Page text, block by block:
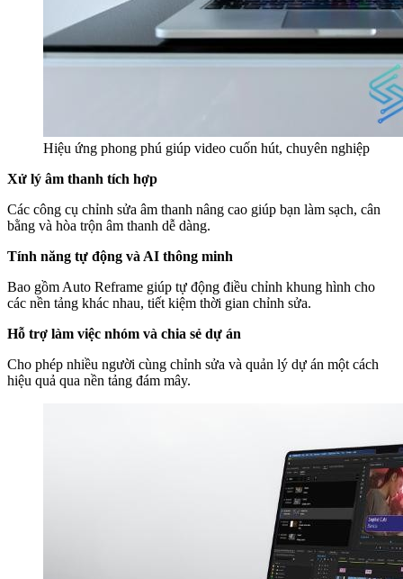
Hiệu ứng phong phú giúp video cuốn hút, chuyên nghiệp
Xử lý âm thanh tích hợp
Các công cụ chỉnh sửa âm thanh nâng cao giúp bạn làm sạch, cân
bằng và hòa trộn âm thanh dễ dàng.
Tính năng tự động và AI thông minh
Bao gồm Auto Reframe giúp tự động điều chỉnh khung hình cho
các nền tảng khác nhau, tiết kiệm thời gian chỉnh sửa.
Hỗ trợ làm việc nhóm và chia sẻ dự án
Cho phép nhiều người cùng chỉnh sửa và quản lý dự án một cách
hiệu quả qua nền tảng đám mây.